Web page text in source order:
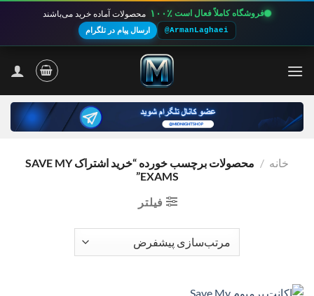
فروشگاه کاملاً فعال است ۱۰۰٪ محصولات آماده خرید می‌باشند
@ArmanLaghaei ارسال پیام در تلگرام
خانه /
محصولات برچسب خورده “خرید اشتراک SAVE MY
EXAMS”
فیلتر